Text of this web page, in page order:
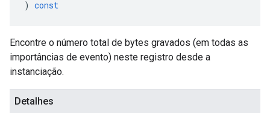
) const
Encontre o número total de bytes gravados (em todas as
importâncias de evento) neste registro desde a
instanciação.
Detalhes